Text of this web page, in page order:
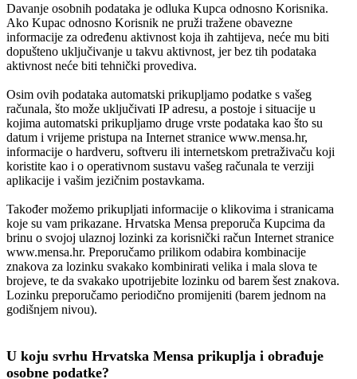
Davanje osobnih podataka je odluka Kupca odnosno Korisnika.
Ako Kupac odnosno Korisnik ne pruži tražene obavezne
informacije za određenu aktivnost koja ih zahtijeva, neće mu biti
dopušteno uključivanje u takvu aktivnost, jer bez tih podataka
aktivnost neće biti tehnički provediva.
Osim ovih podataka automatski prikupljamo podatke s vašeg
računala, što može uključivati IP adresu, a postoje i situacije u
kojima automatski prikupljamo druge vrste podataka kao što su
datum i vrijeme pristupa na Internet stranice www.mensa.hr,
informacije o hardveru, softveru ili internetskom pretraživaču koji
koristite kao i o operativnom sustavu vašeg računala te verziji
aplikacije i vašim jezičnim postavkama.
Također možemo prikupljati informacije o klikovima i stranicama
koje su vam prikazane. Hrvatska Mensa preporuča Kupcima da
brinu o svojoj ulaznoj lozinki za korisnički račun Internet stranice
www.mensa.hr. Preporučamo prilikom odabira kombinacije
znakova za lozinku svakako kombinirati velika i mala slova te
brojeve, te da svakako upotrijebite lozinku od barem šest znakova.
Lozinku preporučamo periodično promijeniti (barem jednom na
godišnjem nivou).
U koju svrhu Hrvatska Mensa prikuplja i obrađuje
osobne podatke?